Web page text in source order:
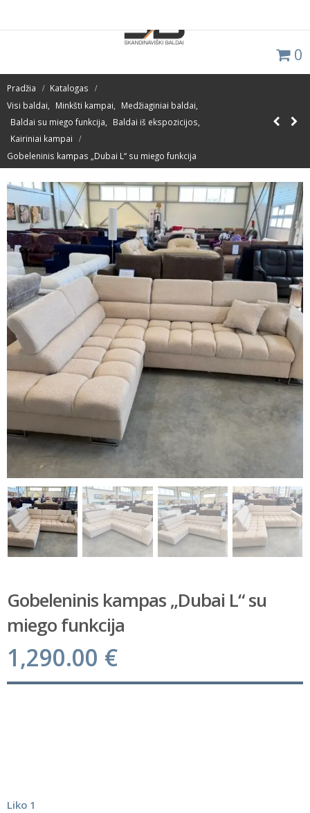
0
Pradžia
Katalogas
Visi baldai, Minkšti kampai, Medžiaginiai baldai,
Baldai su miego funkcija, Baldai iš ekspozicijos,
Kairiniai kampai
Gobeleninis kampas „Dubai L“ su miego funkcija
Gobeleninis kampas „Dubai L“ su
miego funkcija
1,290.00 €
Liko 1